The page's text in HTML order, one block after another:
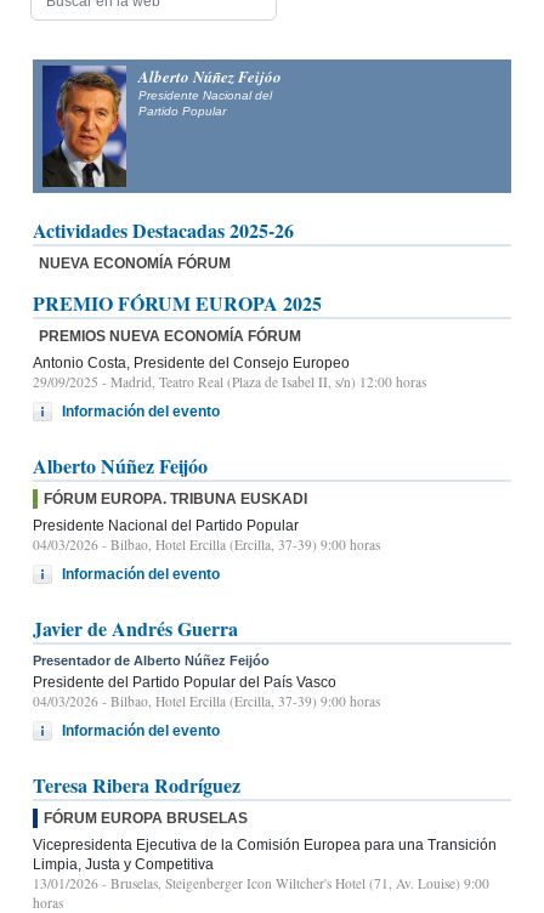
Alberto Núñez Feijóo
Presidente Nacional del
Partido Popular
Actividades Destacadas 2025-26
NUEVA ECONOMÍA FÓRUM
PREMIO FÓRUM EUROPA 2025
PREMIOS NUEVA ECONOMÍA FÓRUM
Antonio Costa, Presidente del Consejo Europeo
29/09/2025 - Madrid, Teatro Real (Plaza de Isabel II, s/n) 12:00 horas
Información del evento
Alberto Núñez Feijóo
FÓRUM EUROPA. TRIBUNA EUSKADI
Presidente Nacional del Partido Popular
04/03/2026 - Bilbao, Hotel Ercilla (Ercilla, 37-39) 9:00 horas
Información del evento
Javier de Andrés Guerra
Presentador de Alberto Núñez Feijóo
Presidente del Partido Popular del País Vasco
04/03/2026 - Bilbao, Hotel Ercilla (Ercilla, 37-39) 9:00 horas
Información del evento
Teresa Ribera Rodríguez
FÓRUM EUROPA BRUSELAS
Vicepresidenta Ejecutiva de la Comisión Europea para una Transición
Limpia, Justa y Competitiva
13/01/2026 - Bruselas, Steigenberger Icon Wiltcher's Hotel (71, Av. Louise) 9:00
horas